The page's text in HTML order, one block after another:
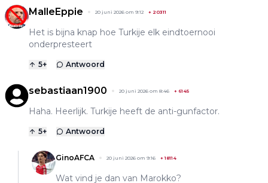
MalleEppie 20 juni 2026 om 9:12 + 20311
Het is bijna knap hoe Turkije elk eindtoernooi
onderpresteert
5+ Antwoord
sebastiaan1900 20 juni 2026 om 8:46 + 6145
Haha. Heerlijk. Turkije heeft de anti-gunfactor.
5+ Antwoord
GinoAFCA 20 juni 2026 om 9:16 +18114
Wat vind je dan van Marokko?